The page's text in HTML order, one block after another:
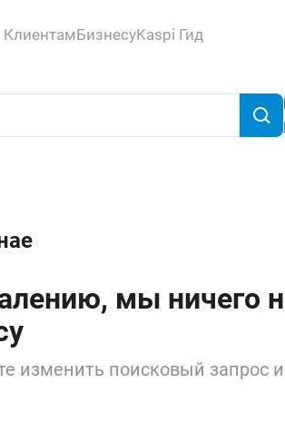
КлиентамБизнесуKaspi Гид
мы ничего
изменить поисковый запрос